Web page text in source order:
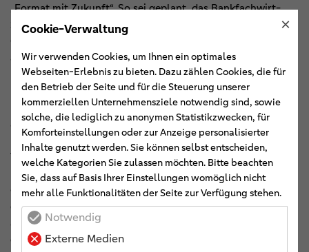
„Format mit Zukunft“. So sei geplant, das Bankfachwirt-
Studium nochmals aufzuwerten. Darauf bereite sich die
Genossenschaftsakademie Weser-Ems und das BankColleg
auf jeden Fall vor. Verbandsdirektor Johannes Freundlieb
betonte, dass die immer komplexer werdende Bankenwelt
künftig sicherlich eine steigende Zahl von akademischen
Kräften erfordere. Dabei komme es
aber nicht immer nur auf das Fachwissen selbst an. Für
Führungskräfte sei mitentscheidend, wie sie ihre Ziele,
Vorgaben und ihre Unternehmensphilosophie
kommunizierten. „Gedacht ist nicht gesagt, gesagt ist nicht
gehört, gehört ist nicht verstanden, verstanden ist nicht
einverstanden, einverstanden ist nicht angewendet,
angewendet ist noch lange nicht beibehalten“, zitierte er
den Wiener Verhaltensforscher und Nobelpreisträger
Cookie-Verwaltung ×
Wir verwenden Cookies, um Ihnen ein optimales
Webseiten-Erlebnis zu bieten. Dazu zählen Cookies, die für
den Betrieb der Seite und für die Steuerung unserer
kommerziellen Unternehmensziele notwendig sind, sowie
solche, die lediglich zu anonymen Statistikzwecken, für
Komforteinstellungen oder zur Anzeige personalisierter
Inhalte genutzt werden. Sie können selbst entscheiden,
welche Kategorien Sie zulassen möchten. Bitte beachten
Sie, dass auf Basis Ihrer Einstellungen womöglich nicht
mehr alle Funktionalitäten der Seite zur Verfügung stehen.
Notwendig
Externe Medien